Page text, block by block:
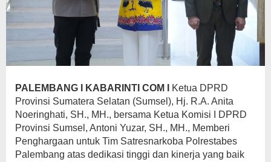
PALEMBANG I KABARINTI COM I
Ketua DPRD
Provinsi Sumatera Selatan (Sumsel), Hj. R.A. Anita
Noeringhati, SH., MH., bersama Ketua Komisi I DPRD
Provinsi Sumsel, Antoni Yuzar, SH., MH., Memberi
Penghargaan untuk Tim Satresnarkoba Polrestabes
Palembang atas dedikasi tinggi dan kinerja yang baik